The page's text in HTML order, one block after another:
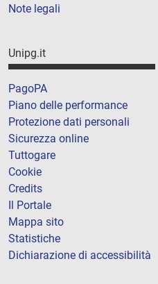
Note legali
Unipg.it
PagoPA
Piano delle performance
Protezione dati personali
Sicurezza online
Tuttogare
Cookie
Credits
Il Portale
Mappa sito
Statistiche
Dichiarazione di accessibilità